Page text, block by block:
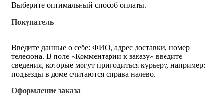
Выберите оптимальный способ оплаты.
Покупатель
Введите данные о себе: ФИО, адрес доставки, номер
телефона. В поле «Комментарии к заказу» введите
сведения, которые могут пригодиться курьеру, например:
подъезды в доме считаются справа налево.
Оформление заказа